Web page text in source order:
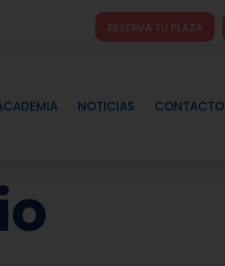
RESERVA TU PLAZA
NOTICIAS CONTACTO